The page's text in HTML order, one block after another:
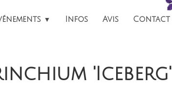
▼ Infos Avis Contact
'Iceberg'